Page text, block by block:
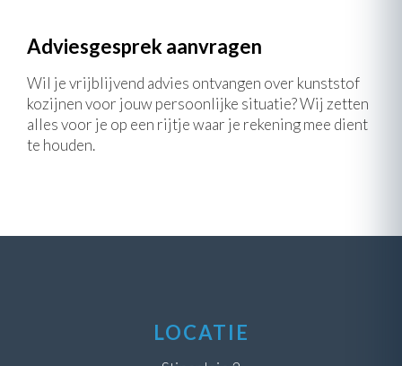
Adviesgesprek aanvragen
Wil je vrijblijvend advies ontvangen over kunststof
kozijnen voor jouw persoonlijke situatie? Wij zetten
alles voor je op een rijtje waar je rekening mee dient
te houden.
LOCATIE